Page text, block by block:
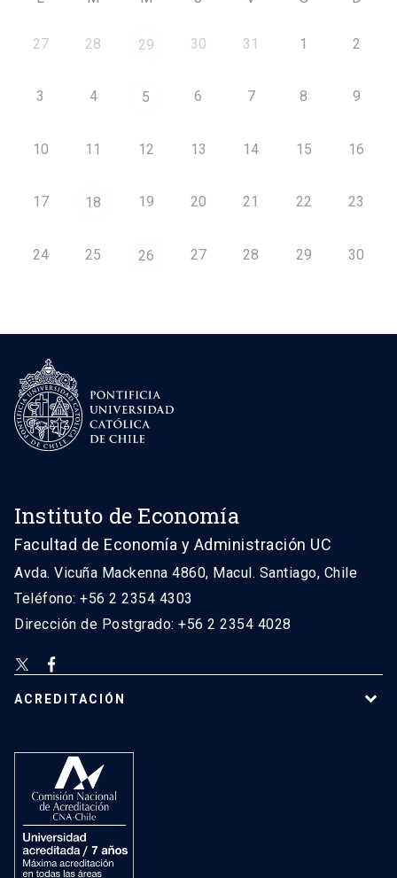
27 28 29 30 31 1 2
3 4 5 6 7 8 9
10 11 12 13 14 15 16
17 18 19 20 21 22 23
24 25 26 27 28 29 30
Instituto de Economía
Facultad de Economía y Administración UC
Avda. Vicuña Mackenna 4860, Macul. Santiago, Chile
Teléfono: +56 2 2354 4303
Dirección de Postgrado: +56 2 2354 4028
ACREDITACIÓN